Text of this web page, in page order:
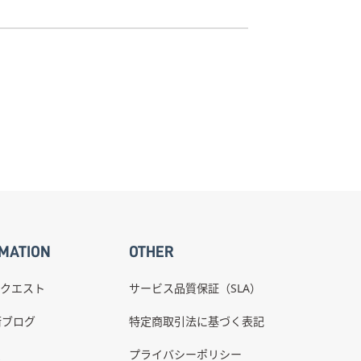
エスト
ログ
OTHER
サービス品質保証（SLA）
特定商取引法に基づく表記
プライバシーポリシー